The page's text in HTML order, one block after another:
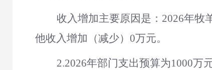
收入增加主要原因是： 2026年牧
他收入增加（减少） 0万元。
2.2026年部门支出预算为1000万